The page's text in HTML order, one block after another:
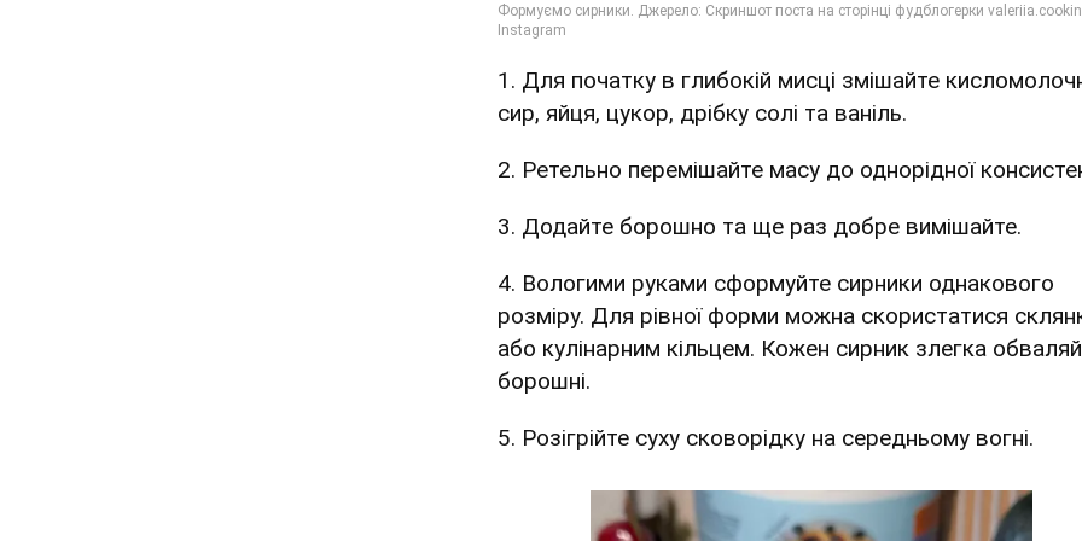
1. Для початку в глибокій мисці змішайте
сир, яйця, цукор, дрібку солі та ваніль.
2. Ретельно перемішайте масу до однорідної
3. Додайте борошно та ще раз добре вимішайте.
4. Вологими руками сформуйте сирники однакового
розміру. Для рівної форми можна скористатися
або кулінарним кільцем. Кожен сирник злегка
борошні.
5. Розігрійте суху сковорідку на середньому вогні.